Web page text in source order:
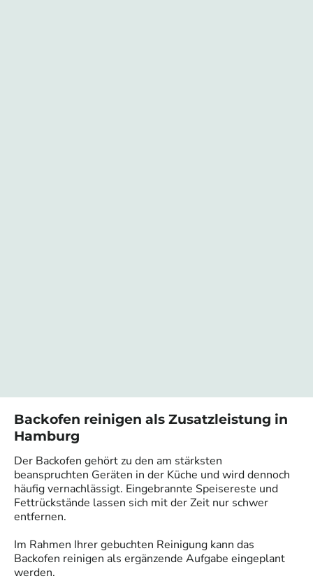
Backofen reinigen als Zusatzleistung in
Hamburg
Der Backofen gehört zu den am stärksten
beanspruchten Geräten in der Küche und wird dennoch
häufig vernachlässigt. Eingebrannte Speisereste und
Fettrückstände lassen sich mit der Zeit nur schwer
entfernen.
Im Rahmen Ihrer gebuchten Reinigung kann das
Backofen reinigen als ergänzende Aufgabe eingeplant
werden.